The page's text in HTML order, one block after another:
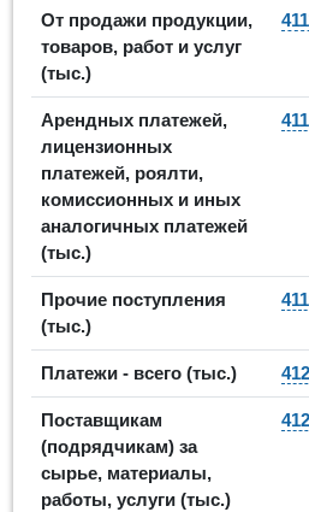
От продажи продукции,
товаров, работ и услуг
(тыс.)
Арендных платежей,
лицензионных
платежей, роялти,
комиссионных и иных
аналогичных платежей
(тыс.)
Прочие поступления
(тыс.)
Платежи - всего (тыс.)
Поставщикам
(подрядчикам) за
сырье, материалы,
работы, услуги (тыс.)